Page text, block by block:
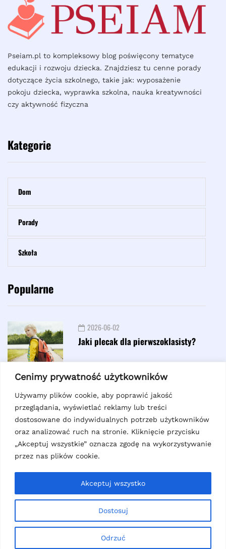
Cenimy prywatność użytkowników
Używamy plików cookie, aby poprawić jakość
przeglądania, wyświetlać reklamy lub treści
dostosowane do indywidualnych potrzeb użytkowników
oraz analizować ruch na stronie. Kliknięcie przycisku
„Akceptuj wszystkie” oznacza zgodę na wykorzystywanie
przez nas plików cookie.
Dostosuj
Odrzuć
Akceptuj wszystko
Pseiam.pl to kompleksowy blog poświęcony tematyce
edukacji i rozwoju dziecka. Znajdziesz tu cenne porady
dotyczące życia szkolnego, takie jak: wyposażenie
pokoju dziecka, wyprawka szkolna, nauka kreatywności
czy aktywność fizyczna
Kategorie
Dom
Porady
Szkoła
Popularne
2026-06-02
Jaki plecak dla pierwszoklasisty?
2026-06-10
Jak napisać potwierdzenie
przybycia na urodziny?
Najnowsze
Jak napisać potwierdzenie przybycia na urodziny?
2026-06-10
Jak wybrać idealne buty z białą podeszwą? Dlaczego
przydają się na zajęciach WF?